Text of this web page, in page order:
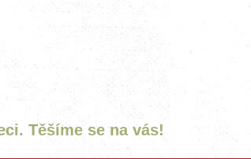
Těšíme se na vás!